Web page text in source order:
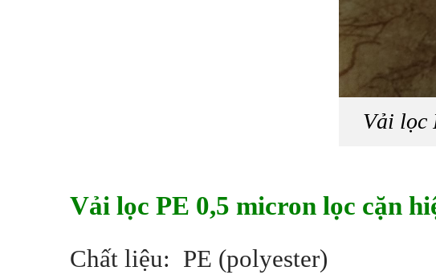
Vải lọc
Vải lọc PE 0,5 micron lọc cặn
Chất liệu: PE (polyester)